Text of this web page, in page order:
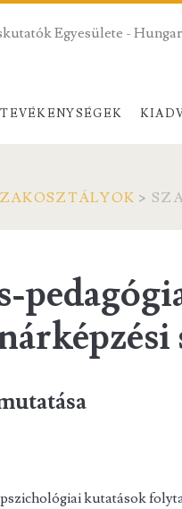
Egyesülete -
TEVÉKENYSÉGEK
>
kutatások